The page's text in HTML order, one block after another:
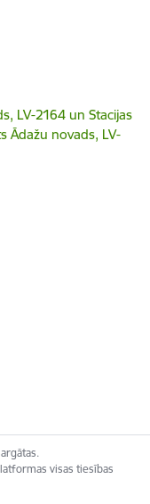
LV-2164 un Stacijas
Ādažu novads, LV-
visas tiesības